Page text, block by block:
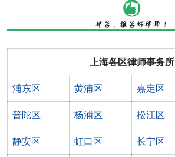
上海各区律师事务所
浦东区 黄浦区 嘉定区
普陀区 杨浦区 松江区
静安区 虹口区 长宁区